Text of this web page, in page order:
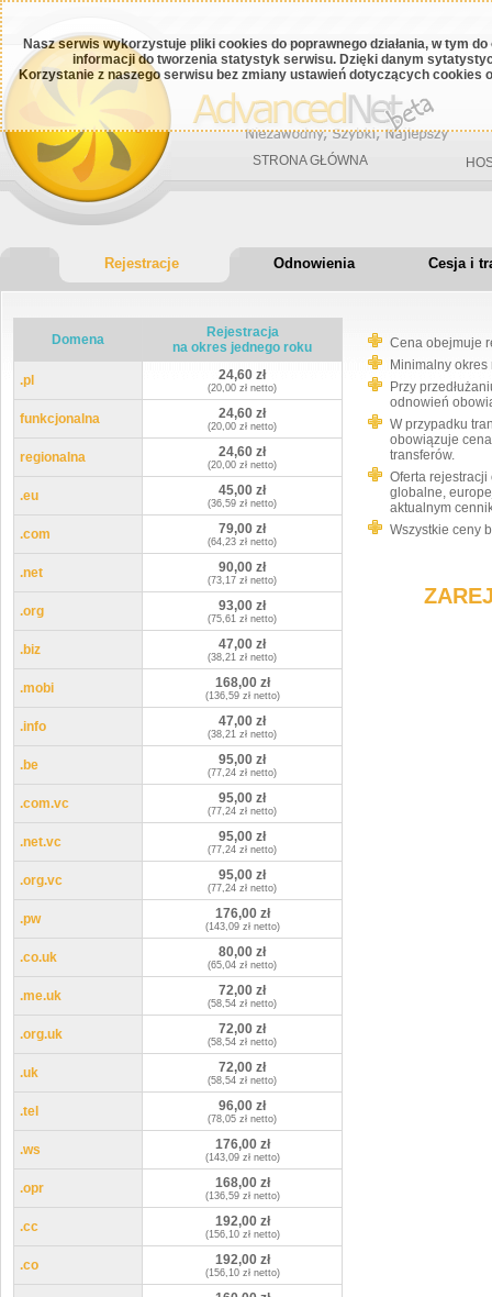
Nasz serwis wykorzystuje pliki cookies do poprawnego działania, w tym
informacji do tworzenia statystyk serwisu. Dzięki danym
Korzystanie z naszego serwisu bez zmiany ustawień dotyczących cookies
STRONA GŁÓWNA
Rejestracje Odnowienia Cesja i
Cena obejmuje
Minimalny
Przy
odnowień
W przypadku
obowiązuje
transferów.
Oferta
globalne,
aktualnym
Wszystkie ceny
Domena
Rejestracja
na okres jednego roku
.pl 24,60 zł
(20,00 zł netto)
funkcjonalna 24,60 zł
(20,00 zł netto)
regionalna 24,60 zł
(20,00 zł netto)
.eu 45,00 zł
(36,59 zł netto)
.com 79,00 zł
(64,23 zł netto)
.net 90,00 zł
(73,17 zł netto)
.org 93,00 zł
(75,61 zł netto)
.biz 47,00 zł
(38,21 zł netto)
.mobi 168,00 zł
(136,59 zł netto)
.info 47,00 zł
(38,21 zł netto)
.be 95,00 zł
(77,24 zł netto)
.com.vc 95,00 zł
(77,24 zł netto)
.net.vc 95,00 zł
(77,24 zł netto)
.org.vc 95,00 zł
(77,24 zł netto)
.pw 176,00 zł
(143,09 zł netto)
.co.uk 80,00 zł
(65,04 zł netto)
.me.uk 72,00 zł
(58,54 zł netto)
.org.uk 72,00 zł
(58,54 zł netto)
.uk 72,00 zł
(58,54 zł netto)
.tel 96,00 zł
(78,05 zł netto)
.ws 176,00 zł
(143,09 zł netto)
.opr 168,00 zł
(136,59 zł netto)
.cc 192,00 zł
(156,10 zł netto)
.co 192,00 zł
(156,10 zł netto)